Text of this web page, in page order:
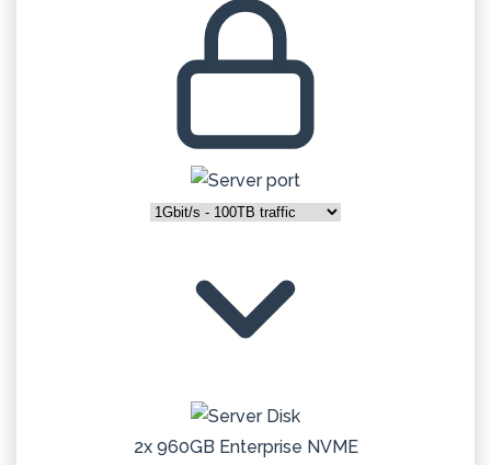
2x 960GB Enterprise NVME